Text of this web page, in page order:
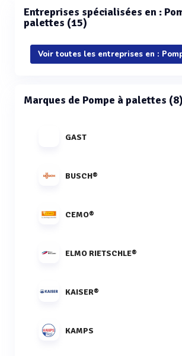
Entreprises spécialisées en :
palettes (15)
Voir toutes les entreprises en :
Marques de Pompe à palettes (8)
GAST
BUSCH®
CEMO®
ELMO RIETSCHLE®
KAISER®
KAMPS